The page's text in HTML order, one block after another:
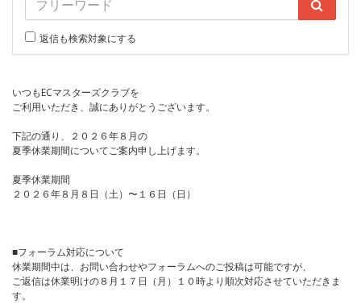
返信も検索対象にする
いつもECマスターズクラブを
ご利用いただき、誠にありがとうございます。
下記の通り、２０２６年８月の
夏季休業期間についてご案内申し上げます。
夏季休業期間
２０２６年８月８日（土）〜１６日（日）
■フォーラム対応について
休業期間中は、お問い合わせやフォーラムへのご投稿は可能ですが、
ご返信は休業明けの８月１７日（月）１０時より順次対応させていただきま
す。